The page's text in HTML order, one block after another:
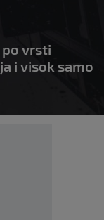
vrsti
i visok samo